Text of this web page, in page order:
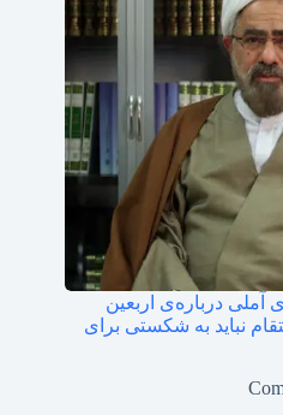
آملی درباره‌ی اربعین
نباید به شکستی برای